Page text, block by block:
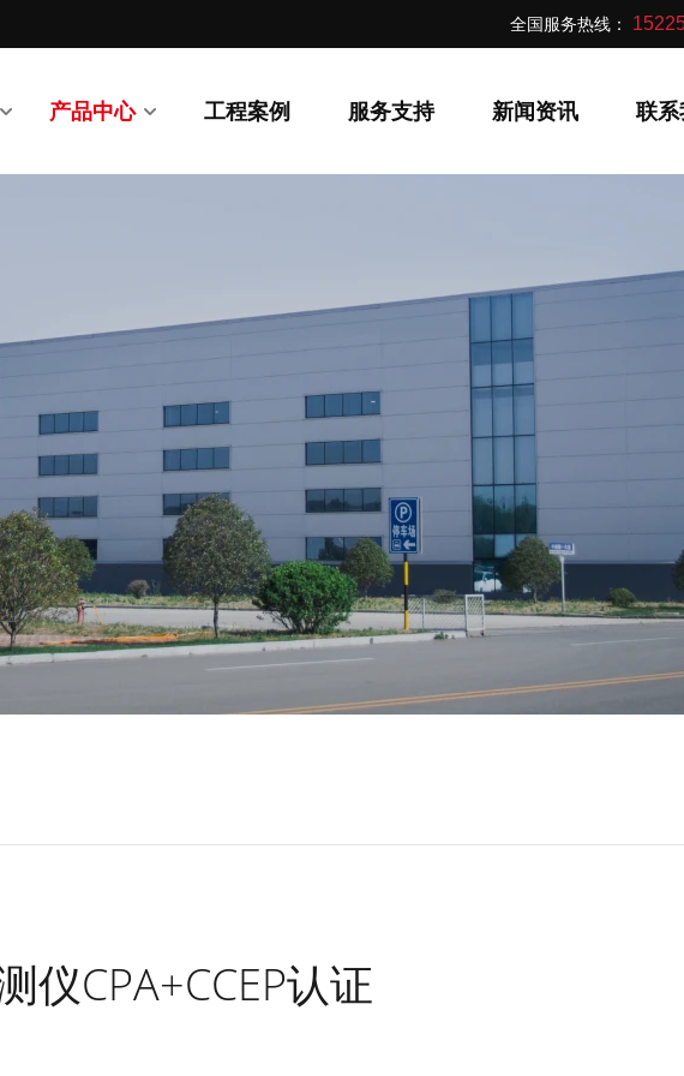
全国服务热线：
产品中心 工程案例 服务支持 新闻资讯 联
仪CPA+CCEP认证